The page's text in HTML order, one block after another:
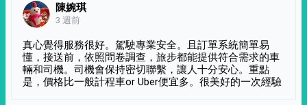
陳婉琪
3 週前
真心覺得服務很好。駕駛專業安全。且訂單系統簡單易
懂，接送前，依照問卷調查，旅步都能提供符合需求的車
輛和司機。司機會保持密切聯繫，讓人十分安心。重點
是，價格比一般計程車or Uber便宜多。很美好的一次經驗